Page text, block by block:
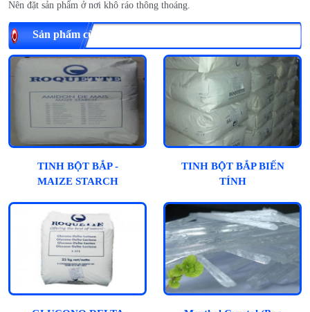
Nên đặt sản phẩm ở nơi khô ráo thông thoáng.
Sản phẩm cùng loại
TINH BỘT BẮP -
MAIZE STARCH
TINH BỘT BẮP BIẾN
TÍNH